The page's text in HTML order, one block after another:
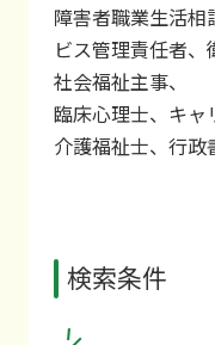
障害者職業生活相
ビス管理責任者、
社会福祉主事、
臨床心理士、キャ
介護福祉士、行政
検索条件